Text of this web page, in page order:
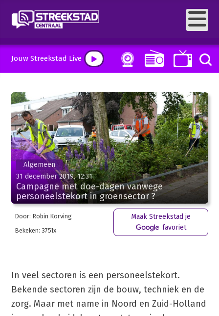
Jouw Streekstad Live
Algemeen
31 december 2019, 12:31
Campagne met doe-dagen vanwege
personeelstekort in groensector ?
Door: Robin Korving
Bekeken: 3751x
Maak Streekstad je
favoriet
In veel sectoren is een personeelstekort.
Bekende sectoren zijn de bouw, techniek en de
zorg. Maar met name in Noord en Zuid-Holland